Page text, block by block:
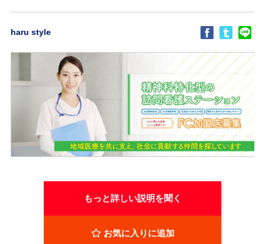
haru style
もっと詳しい説明を聞く
お気に入りに追加